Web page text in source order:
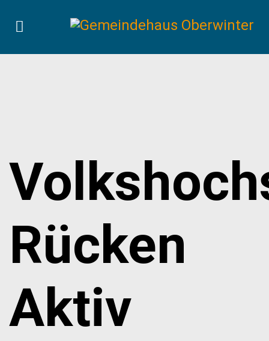
Rücken
Aktiv